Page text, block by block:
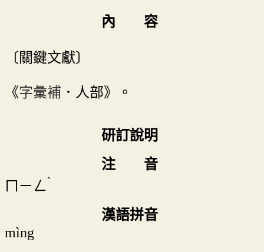
內 容
〔關鍵文獻〕
《字彙補 ．人部》。
研訂說明
注 音
ㄇㄧㄥˋ
漢語拼音
mìng